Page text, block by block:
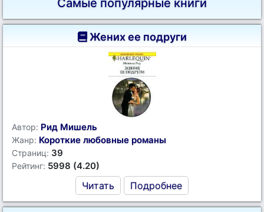
Самые популярные книги
Жених ее подруги
Автор: Рид Мишель
Жанр: Короткие любовные романы
Страниц: 39
Рейтинг: 5998 (4.20)
Читать Подробнее